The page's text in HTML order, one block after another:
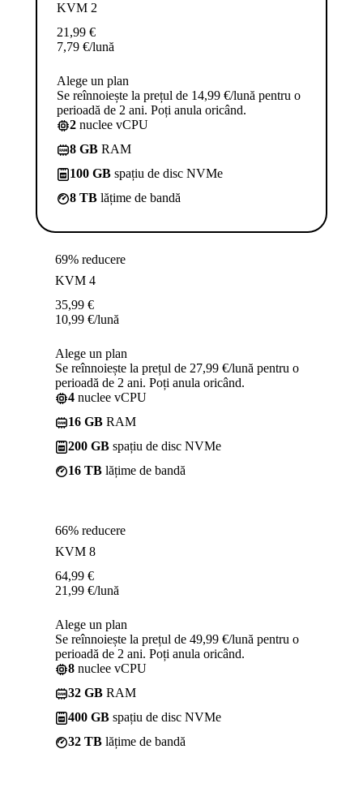
KVM 2
21,99 €
7,79 €/lună
Alege un plan
Se reînnoiește la prețul de 14,99 €/lună pentru o
perioadă de 2 ani. Poți anula oricând.
2 nuclee vCPU
8 GB RAM
100 GB spațiu de disc NVMe
8 TB lățime de bandă
69% reducere
KVM 4
35,99 €
10,99 €/lună
Alege un plan
Se reînnoiește la prețul de 27,99 €/lună pentru o
perioadă de 2 ani. Poți anula oricând.
4 nuclee vCPU
16 GB RAM
200 GB spațiu de disc NVMe
16 TB lățime de bandă
66% reducere
KVM 8
64,99 €
21,99 €/lună
Alege un plan
Se reînnoiește la prețul de 49,99 €/lună pentru o
perioadă de 2 ani. Poți anula oricând.
8 nuclee vCPU
32 GB RAM
400 GB spațiu de disc NVMe
32 TB lățime de bandă